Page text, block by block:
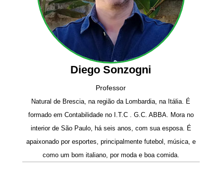
Diego Sonzogni
Professor
Natural de Brescia, na região da Lombardia, na Itália. É
formado em Contabilidade no I.T.C . G.C. ABBA. Mora no
interior de São Paulo, há seis anos, com sua esposa. É
apaixonado por esportes, principalmente futebol, música, e
como um bom italiano, por moda e boa comida.